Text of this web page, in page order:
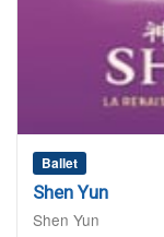
Ballet
Shen Yun
Shen Yun